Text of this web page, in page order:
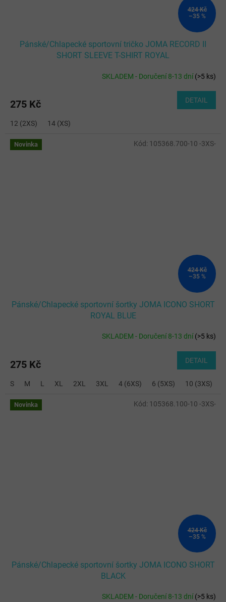
424 Kč
–35 %
Pánské/Chlapecké sportovní tričko JOMA RECORD II
SHORT SLEEVE T-SHIRT ROYAL
SKLADEM - Doručení 8-13 dní(>5 ks)
275 Kč DETAIL
12 (2XS) 14 (XS)
Novinka
424 Kč
–35 %
Pánské/Chlapecké sportovní šortky JOMA ICONO SHORT
ROYAL BLUE
SKLADEM - Doručení 8-13 dní(>5 ks)
275 Kč DETAIL
S M L XL 2XL 3XL 4 (6XS) 6 (5XS) 10 (3XS)
Kód: 105368.700-10 -3XS-
Novinka
424 Kč
–35 %
Pánské/Chlapecké sportovní šortky JOMA ICONO SHORT
BLACK
SKLADEM - Doručení 8-13 dní(>5 ks)
Kód: 105368.100-10 -3XS-